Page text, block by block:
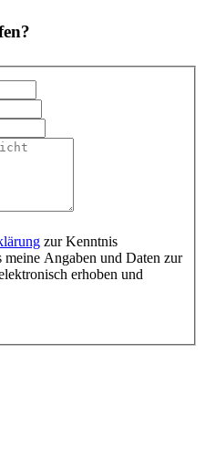
zur Kenntnis
meine Angaben und Daten zur
erhoben und